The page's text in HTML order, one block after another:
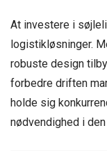
At investere i
logistikløsninger.
robuste design
forbedre driften
holde sig
nødvendighed i